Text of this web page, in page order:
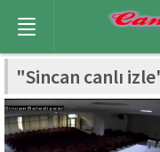
"Sincan canlı